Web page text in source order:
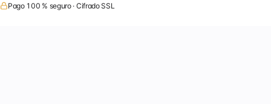
Pago 100 % seguro · Cifrado SSL